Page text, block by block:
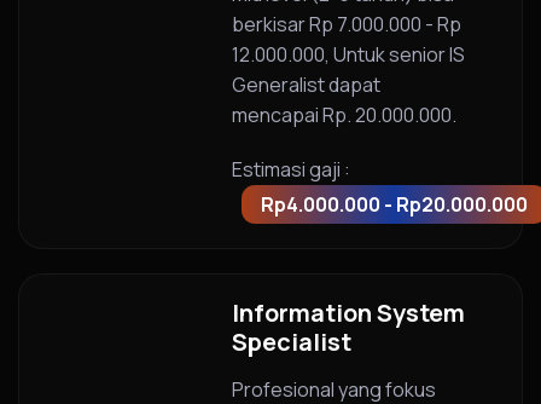
berkisar Rp 7.000.000 - Rp
12.000.000, Untuk senior IS
Generalist dapat
mencapai Rp. 20.000.000.
Estimasi gaji :
Rp4.000.000 - Rp20.000.000
Information System
Specialist
Profesional yang fokus